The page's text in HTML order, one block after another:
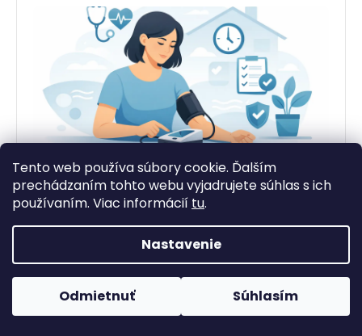
Tento web používa súbory cookie. Ďalším
prechádzaním tohto webu vyjadrujete súhlas s ich
používaním. Viac informácií tu.
Nastavenie
Odmietnuť Súhlasím
Ako merať tlak doma správne a bez
chýb
Ako merať tlak doma správne? Zistite, kedy merať, ako